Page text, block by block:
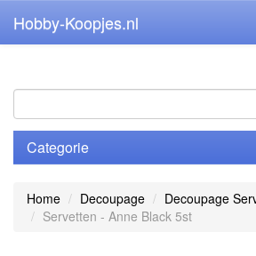
Hobby-Koopjes.nl
Categorie
Home Decoupage
Decoupage
Servetten - Anne Black 5st